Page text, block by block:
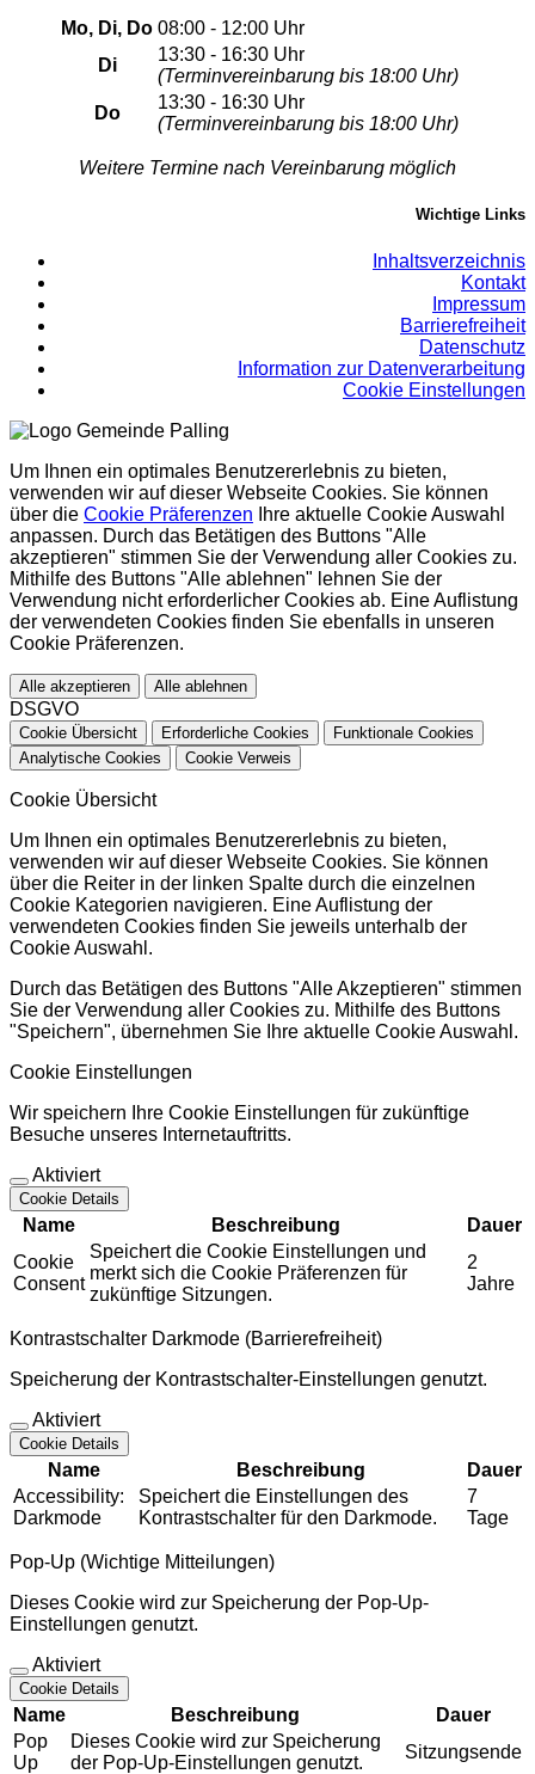
Mo, Di, Do 08:00 - 12:00 Uhr
Di
13:30 - 16:30 Uhr
(Terminvereinbarung bis 18:00 Uhr)
Do
13:30 - 16:30 Uhr
(Terminvereinbarung bis 18:00 Uhr)
Weitere Termine nach Vereinbarung möglich
Wichtige Links
Inhaltsverzeichnis
Kontakt
Impressum
Barrierefreiheit
Datenschutz
Information zur Datenverarbeitung
Cookie Einstellungen
Um Ihnen ein optimales Benutzererlebnis zu bieten,
verwenden wir auf dieser Webseite Cookies. Sie können
über die Cookie Präferenzen Ihre aktuelle Cookie Auswahl
anpassen. Durch das Betätigen des Buttons "Alle
akzeptieren" stimmen Sie der Verwendung aller Cookies zu.
Mithilfe des Buttons "Alle ablehnen" lehnen Sie der
Verwendung nicht erforderlicher Cookies ab. Eine Auflistung
der verwendeten Cookies finden Sie ebenfalls in unseren
Cookie Präferenzen.
Alle akzeptieren Alle ablehnen
DSGVO
Cookie Übersicht Erforderliche Cookies
Funktionale Cookies
Analytische Cookies
Cookie Verweis
Cookie Übersicht
Um Ihnen ein optimales Benutzererlebnis zu bieten,
verwenden wir auf dieser Webseite Cookies. Sie können
über die Reiter in der linken Spalte durch die einzelnen
Cookie Kategorien navigieren. Eine Auflistung der
verwendeten Cookies finden Sie jeweils unterhalb der
Cookie Auswahl.
Durch das Betätigen des Buttons "Alle Akzeptieren" stimmen
Sie der Verwendung aller Cookies zu. Mithilfe des Buttons
"Speichern", übernehmen Sie Ihre aktuelle Cookie Auswahl.
Cookie Einstellungen
Wir speichern Ihre Cookie Einstellungen für zukünftige
Besuche unseres Internetauftritts.
Aktiviert
Cookie Details
Name Beschreibung
Dauer
Cookie
Consent
Speichert die Cookie Einstellungen und
merkt sich die Cookie Präferenzen für
zukünftige Sitzungen.
2
Jahre
Kontrastschalter Darkmode (Barrierefreiheit)
Speicherung der Kontrastschalter-Einstellungen genutzt.
Aktiviert
Cookie Details
Name Beschreibung
Dauer
Accessibility:
Darkmode
Speichert die Einstellungen des
Kontrastschalter für den Darkmode.
7
Tage
Pop-Up (Wichtige Mitteilungen)
Dieses Cookie wird zur Speicherung der Pop-Up-
Einstellungen genutzt.
Aktiviert
Cookie Details
Name Beschreibung
Dauer
Pop
Up
Dieses Cookie wird zur Speicherung
der Pop-Up-Einstellungen genutzt.
Sitzungsende